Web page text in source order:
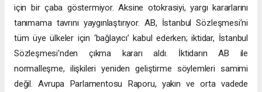
için bir çaba göstermiyor. Aksine otokrasiyi, yargı kararlarını
tanımama tavrını yaygınlaştırıyor. AB, İstanbul Sözleşmesi’ni
tüm üye ülkeler için ‘bağlayıcı’ kabul ederken; iktidar, İstanbul
Sözleşmesi'nden çıkma kararı aldı. İktidarın AB ile
normalleşme, ilişkileri yeniden geliştirme söylemleri samimi
değil. Avrupa Parlamentosu Raporu, yakın ve orta vadede